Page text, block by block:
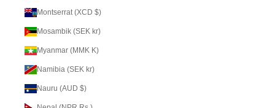
Montserrat (XCD $)
Mosambik (SEK kr)
Myanmar (MMK K)
Namibia (SEK kr)
Nauru (AUD $)